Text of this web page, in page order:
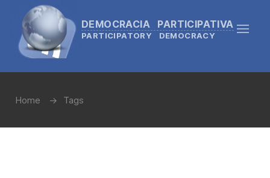
DEMOCRACIA PARTICIPATIVA
PARTICIPATORY DEMOCRACY
Home Tags